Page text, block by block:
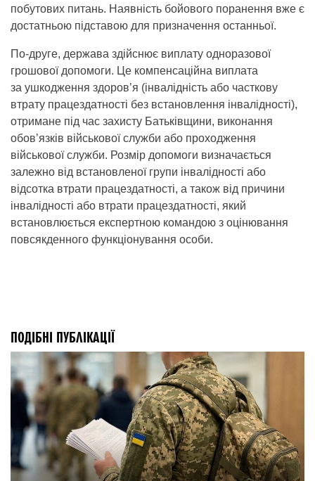
побутових питань. Наявність бойового поранення вже є
достатньою підставою для призначення останньої.
По-друге, держава здійснює виплату одноразової
грошової допомоги. Це компенсаційна виплата
за ушкодження здоров’я (інвалідність або часткову
втрату працездатності без встановлення інвалідності),
отримане під час захисту Батьківщини, виконання
обов’язків військової служби або проходження
військової служби. Розмір допомоги визначається
залежно від встановленої групи інвалідності або
відсотка втрати працездатності, а також від причини
інвалідності або втрати працездатності, який
встановлюється експертною командою з оцінювання
повсякденного функціонування особи.
ПОДІБНІ ПУБЛІКАЦІЇ